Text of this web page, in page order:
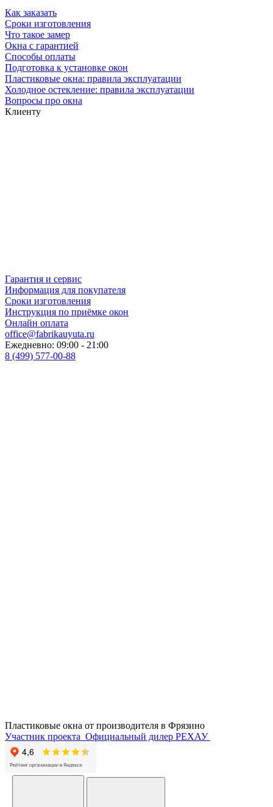
Как заказать
Сроки изготовления
Что такое замер
Окна с гарантией
Способы оплаты
Подготовка к установке окон
Пластиковые окна: правила эксплуатации
Холодное остекление: правила эксплуатации
Вопросы про окна
Клиенту
Гарантия и сервис
Информация для покупателя
Сроки изготовления
Инструкция по приёмке окон
Онлайн оплата
office@fabrikauyuta.ru
Ежедневно: 09:00 - 21:00
8 (499) 577-00-88
Пластиковые окна от производителя в Фрязино
Участник проекта Официальный дилер РЕХАУ